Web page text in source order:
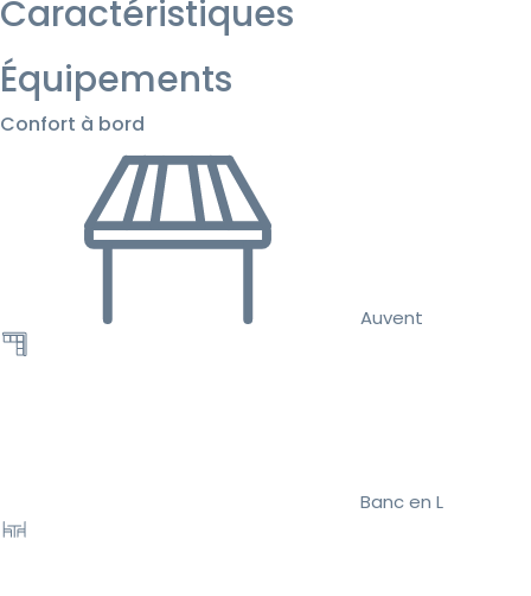
Caractéristiques
Équipements
Confort à bord
Auvent
Banc en L